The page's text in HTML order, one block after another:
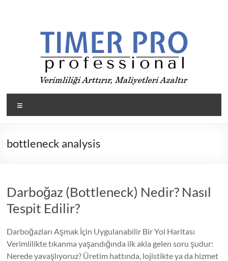
Timer
Pro
ile
maliyetleri
düşür
bottleneck analysis
Darboğaz (Bottleneck) Nedir? Nasıl
Tespit Edilir?
Darboğazları Aşmak İçin Uygulanabilir Bir Yol Haritası
Verimlilikte tıkanma yaşandığında ilk akla gelen soru şudur:
Nerede yavaşlıyoruz? Üretim hattında, lojistikte ya da hizmet